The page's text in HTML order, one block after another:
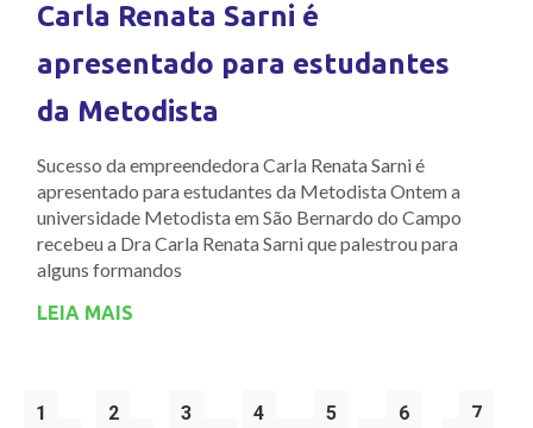
Carla Renata Sarni é
apresentado para estudantes
da Metodista
Sucesso da empreendedora Carla Renata Sarni é
apresentado para estudantes da Metodista Ontem a
universidade Metodista em São Bernardo do Campo
recebeu a Dra Carla Renata Sarni que palestrou para
alguns formandos
LEIA MAIS
1 2 3 4 5 6
7